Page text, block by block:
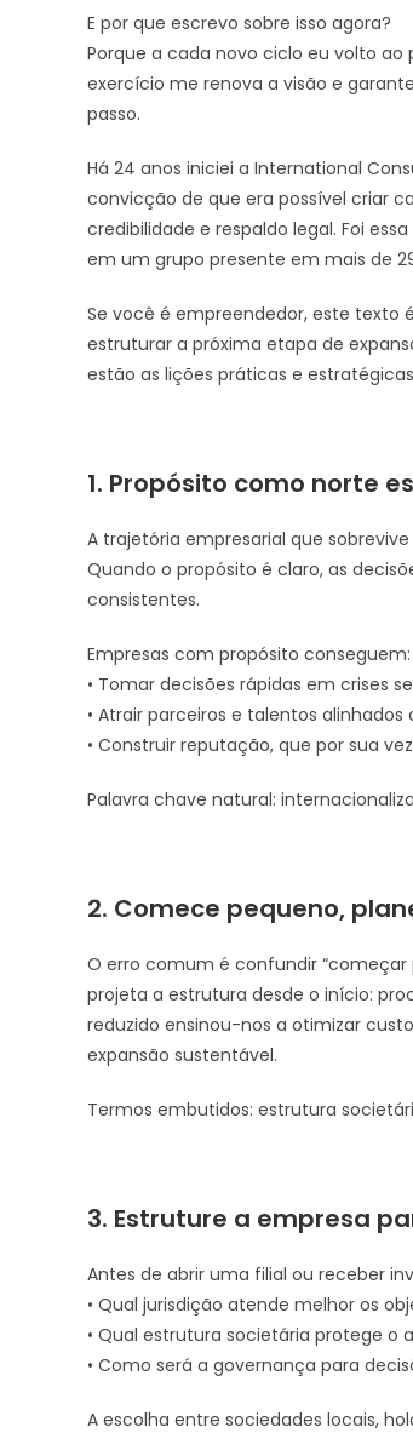
E por que escrevo sobre isso agora?
Porque a cada novo ciclo eu volto ao
exercício me renova a visão e
passo.
Há 24 anos iniciei a International
convicção de que era possível criar
credibilidade e respaldo legal. Foi
em um grupo presente em mais de
Se você é empreendedor, este texto
estruturar a próxima etapa de
estão as lições práticas e
1. Propósito como norte
A trajetória empresarial que
Quando o propósito é claro, as
consistentes.
Empresas com propósito conseguem:
• Tomar decisões rápidas em crises
• Atrair parceiros e talentos
• Construir reputação, que por sua
Palavra chave natural:
2. Comece pequeno,
O erro comum é confundir “começar
projeta a estrutura desde o início:
reduzido ensinou-nos a otimizar
expansão sustentável.
Termos embutidos: estrutura
3. Estruture a empresa
Antes de abrir uma filial ou receber
• Qual jurisdição atende melhor os
• Qual estrutura societária protege
• Como será a governança para
A escolha entre sociedades locais,